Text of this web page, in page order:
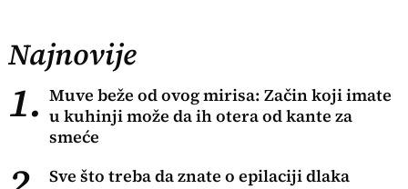
Najnovije
1. Muve beže od ovog mirisa: Začin koji imate
u kuhinji može da ih otera od kante za
smeće
Sve što treba da znate o epilaciji dlaka